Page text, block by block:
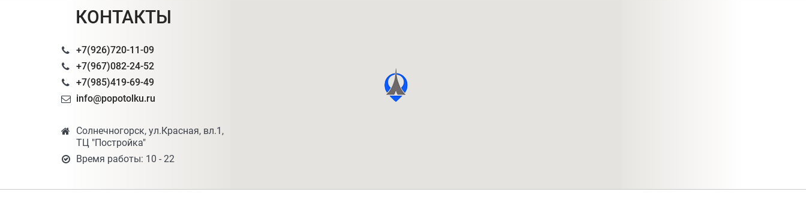
КОНТАКТЫ
+7(926)720-11-09
+7(967)082-24-52
+7(985)419-69-49
info@popotolku.ru
Солнечногорск, ул.Красная, вл.1,
ТЦ "Постройка"
Время работы: 10 - 22